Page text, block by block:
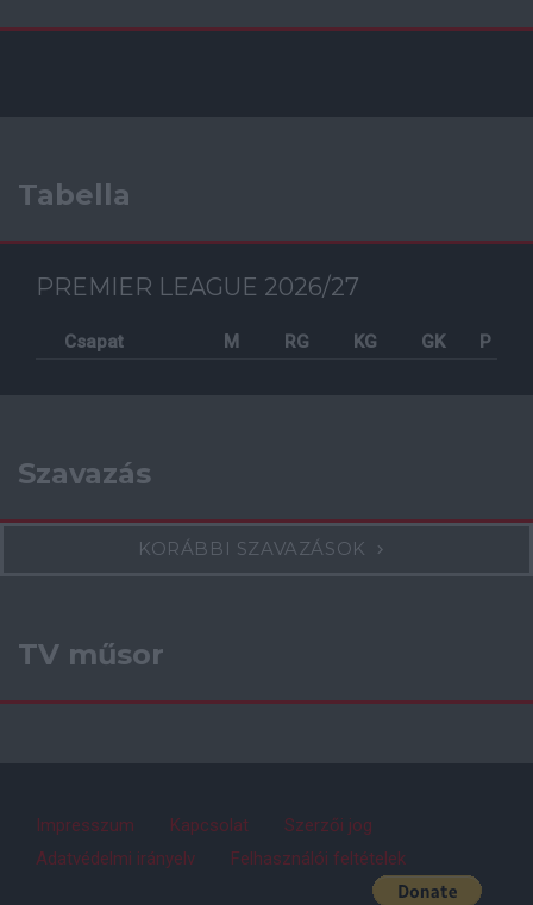
Tabella
PREMIER LEAGUE 2026/27
Csapat M RG KG GK P
Szavazás
KORÁBBI SZAVAZÁSOK
TV műsor
Impresszum Kapcsolat
Szerzői jog
Adatvédelmi irányelv
Felhasználói feltételek